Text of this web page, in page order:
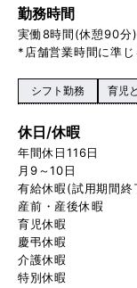
勤務時間
実働8時間(休憩90分)
*店舗営業時間に準じ
シフト勤務 育児
休日/休暇
年間休日116日
月9～10日
有給休暇(試用期間終
産前・産後休暇
育児休暇
慶弔休暇
介護休暇
特別休暇